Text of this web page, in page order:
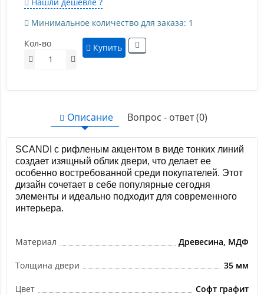
Минимальное количество для заказа: 1
Кол-во
Купить
Описание Вопрос - ответ (0)
SCANDI с рифленым акцентом в виде тонких линий
создает изящный облик двери, что делает ее
особенно востребованной среди покупателей. Этот
дизайн сочетает в себе популярные сегодня
элементы и идеально подходит для современного
интерьера.
Материал Древесина, МДФ
Толщина двери 35 мм
Цвет Софт графит